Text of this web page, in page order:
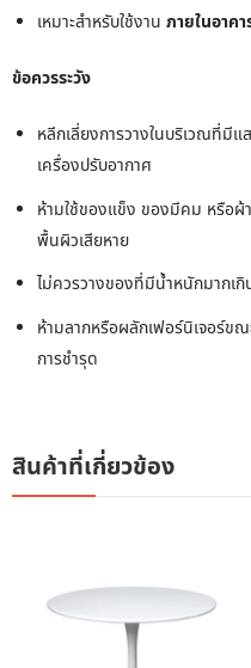
เหมาะสำหรับใช้งาน ภายในอาคา
ข้อควรระวัง
หลีกเลี่ยงการวางในบริเวณที่มี
เครื่องปรับอากาศ
ห้ามใช้ของแข็ง ของมีคม หรือผ้า
พื้นผิวเสียหาย
ไม่ควรวางของที่มีน้ำหนักมากเกิ
ห้ามลากหรือผลักเฟอร์นิเจอร์ข
การชำรุด
สินค้าที่เกี่ยวข้อง